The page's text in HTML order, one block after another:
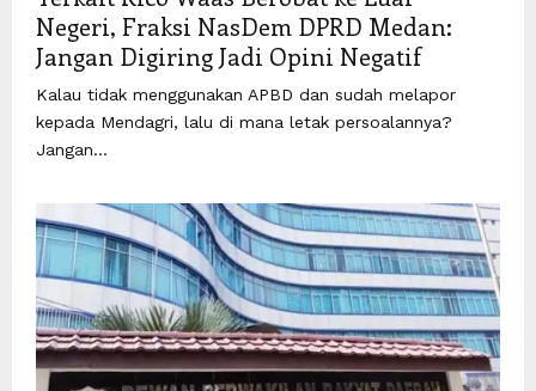
Negeri, Fraksi NasDem DPRD Medan:
Jangan Digiring Jadi Opini Negatif
Kalau tidak menggunakan APBD dan sudah melapor
kepada Mendagri, lalu di mana letak persoalannya?
Jangan...